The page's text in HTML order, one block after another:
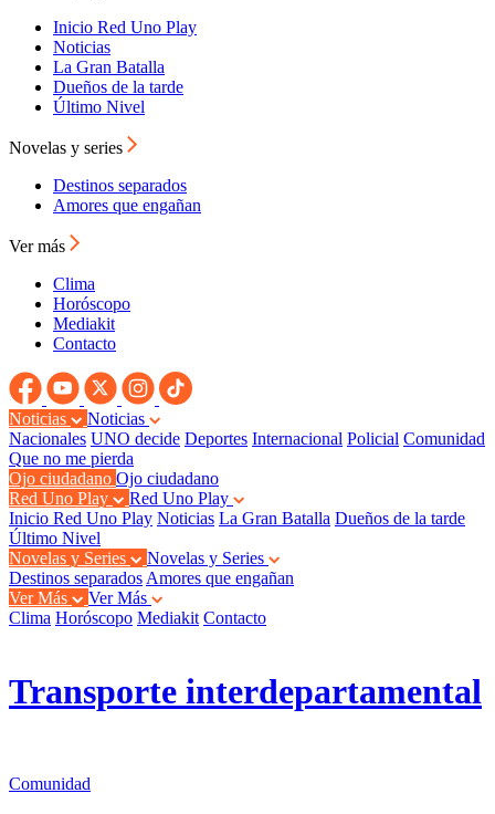
Inicio Red Uno Play
Noticias
La Gran Batalla
Dueños de la tarde
Último Nivel
Novelas y series
Destinos separados
Amores que engañan
Ver más
Clima
Horóscopo
Mediakit
Contacto
Noticias
Noticias
Nacionales UNO decide Deportes Internacional Policial Comunidad
Que no me pierda
Ojo ciudadano Ojo ciudadano
Red Uno Play
Red Uno Play
Inicio Red Uno Play Noticias La Gran Batalla Dueños de la tarde
Último Nivel
Novelas y Series
Novelas y Series
Destinos separados Amores que engañan
Ver Más
Ver Más
Clima Horóscopo Mediakit Contacto
Transporte interdepartamental
Comunidad